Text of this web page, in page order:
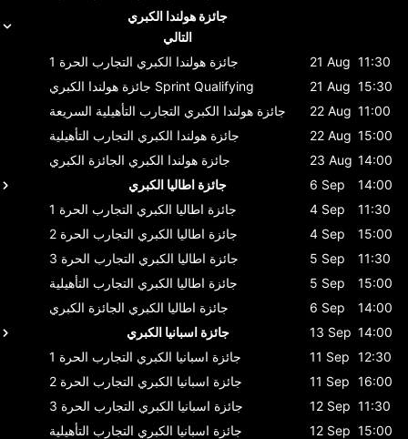
جائزة هولندا الكبري
التالي
جائزة هولندا الكبري التجارب الحرة 1 21 Aug 11:30
جائزة هولندا الكبري Sprint Qualifying 21 Aug 15:30
جائزة هولندا الكبري التجارب التأهيلية السريعة 22 Aug 11:00
جائزة هولندا الكبري التجارب التأهيلية 22 Aug 15:00
جائزة هولندا الكبري الجائزة الكبري 23 Aug 14:00
جائزة اطاليا الكبري
6 Sep
14:00
جائزة اطاليا الكبري التجارب الحرة 1 4 Sep
11:30
جائزة اطاليا الكبري التجارب الحرة 2 4 Sep
15:00
جائزة اطاليا الكبري التجارب الحرة 3 5 Sep
11:30
جائزة اطاليا الكبري التجارب التأهيلية 5 Sep
15:00
جائزة اطاليا الكبري الجائزة الكبري 6 Sep
14:00
جائزة اسبانيا الكبري
13 Sep 14:00
جائزة اسبانيا الكبري التجارب الحرة 1 11 Sep 12:30
جائزة اسبانيا الكبري التجارب الحرة 2 11 Sep 16:00
جائزة اسبانيا الكبري التجارب الحرة 3 12 Sep 11:30
جائزة اسبانيا الكبري التجارب التأهيلية 12 Sep 15:00